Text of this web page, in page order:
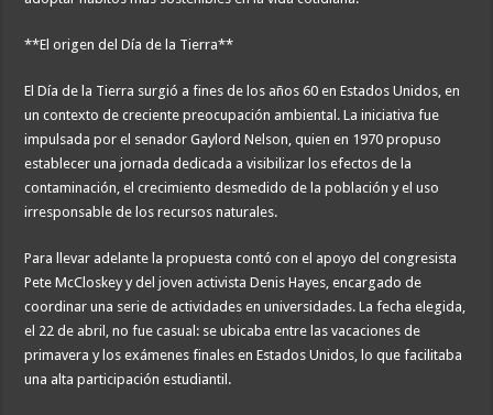
**El origen del Día de la Tierra**
El Día de la Tierra surgió a fines de los años 60 en Estados Unidos, en
un contexto de creciente preocupación ambiental. La iniciativa fue
impulsada por el senador Gaylord Nelson, quien en 1970 propuso
establecer una jornada dedicada a visibilizar los efectos de la
contaminación, el crecimiento desmedido de la población y el uso
irresponsable de los recursos naturales.
Para llevar adelante la propuesta contó con el apoyo del congresista
Pete McCloskey y del joven activista Denis Hayes, encargado de
coordinar una serie de actividades en universidades. La fecha elegida,
el 22 de abril, no fue casual: se ubicaba entre las vacaciones de
primavera y los exámenes finales en Estados Unidos, lo que facilitaba
una alta participación estudiantil.